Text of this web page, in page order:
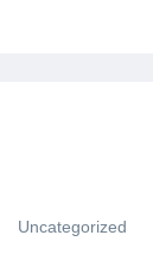
Uncategorized